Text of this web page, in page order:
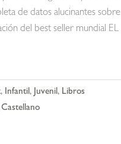
de datos alucinantes
del best seller mundial
, Infantil, Juvenil, Libros
Castellano